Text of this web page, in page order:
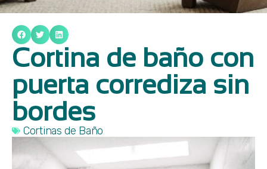
Cortina de baño con
puerta corrediza sin
bordes
Cortinas de Baño